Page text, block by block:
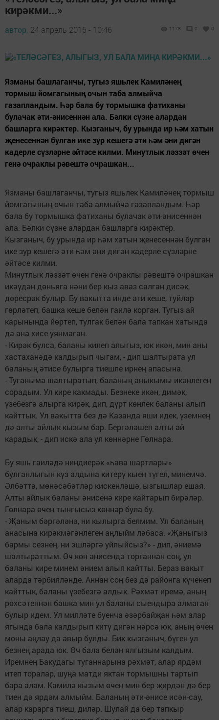
кирәкми...»
автор, 24 апрель 2015 - 10:46 1178 0 0
Язманы башлаганчы, тугыз яшьлек Камиләнең
тормыш йомгагының очын таба алмыйча
газапландым. Һәр бала бу тормышка фатиханы
булачак әти-әнисеннән ала. Бәлки сүзне алардан
башларга кирәктер. Кызганыч, бу урында ир һәм хатын
җенесеннән булган ике зур кешегә әти һәм әни дигән
кадерле сүзләрне әйтәсе килми. Минутлык ләззәт өчен
генә очраклы рәвештә очрашкан...
Язманы башлаганчы, тугыз яшьлек Камиләнең тормыш
йомгагының очын таба алмыйча газапландым. Һәр
бала бу тормышка фатиханы булачак әти-әнисеннән
ала. Бәлки сүзне алардан башларга кирәктер.
Кызганыч, бу урында ир һәм хатын җенесеннән булган
ике зур кешегә әти һәм әни дигән кадерле сүзләрне
әйтәсе килми.
Минутлык ләззәт өчен генә очраклы рәвештә очрашкан
икәүдән дөньяга нәни бер кыз аваз салган дисәк,
дөресрәк булыр. Бу вакытта инде әти кеше, туйлар
гөрләтеп, башка кеше белән гаилә корган. Тугыз ай
карынында йөртеп, тулгак белән бала тапкан хатында
да ана хисе уянмаган.
- Кирәк булса, баланы килеп алыгыз, юк икән, мин аны
хастаханәдә калдырып чыгам, - дип шалтырата ул
баланың әтисе булырга тиешле ирнең апасына.
- Туганыма шалтыратып, баланың аныкымы икәнлеген
сорадым. Ул кире какмады. Безнеке икән, димәк,
үзебезгә алырга кирәк, дип, дүрт көнлек баланы алып
кайттык. Ул вакытта без дә Казанда яши идек, үземнең
дә алты айлык кызым бар. Бергәләшеп алты ай
карадык, - дип искә ала ул көннәрне Гөлнара.
Бу яшь гаиләдә ниндиерәк «һава шартлары»
булганлыгын күз алдына китерү кыен түгел, минемчә.
Әлбәттә, мөнәсәбәтләр кискенләшә, ызгышлар ешая.
Алты айлык баланы әнисенә кире кайтарып бирәләр.
Гөлнара өчен тынгысыз көннәр була бу.
- Җаным бәргәләнә, ни кылырга белмим. Ул баланың
анасына кирәкмәгәнлеген аңлыйм ләбаса. «Җаныгыз
бармы сезнең, ни эшләргә уйлыйсыз?» - дип, әниемә
шалтыраттым. Өч көн әнисендә торганнан соң, ул
баланы кире минем әнием алып кайтты. Бераз вакыт
аларда тәрбияләнде. Аннан соң без дә районга күченеп
кайттык, баланы үзебезгә алдык. Рәхмәт иремә, аның
рөхсәтеннән башка мин ул баланы сыендыра алмаган
булыр идем. Ул милләте буенча әзәрбайҗан һәм алар
ягында бала калдырып китү дигән нәрсә юк, аның өчен
моны аңлау да авыр булды. Бик кызганыч, бүген ул
безнең арада юк. Өч бала белән ялгызым калдым.
Иремнең Бакудагы туганнарына рәхмәт, алар ярдәм
итеп торалар, шуңа матди яктан тормышны тартып
бара алам. Камилә кызым өчен мин бер җирдән дә бер
тиен дә ярдәм алмыйм. Баланың әти-әнисе исән-сау,
алар карарга тиеш, диләр. Шулай да бер тапкыр